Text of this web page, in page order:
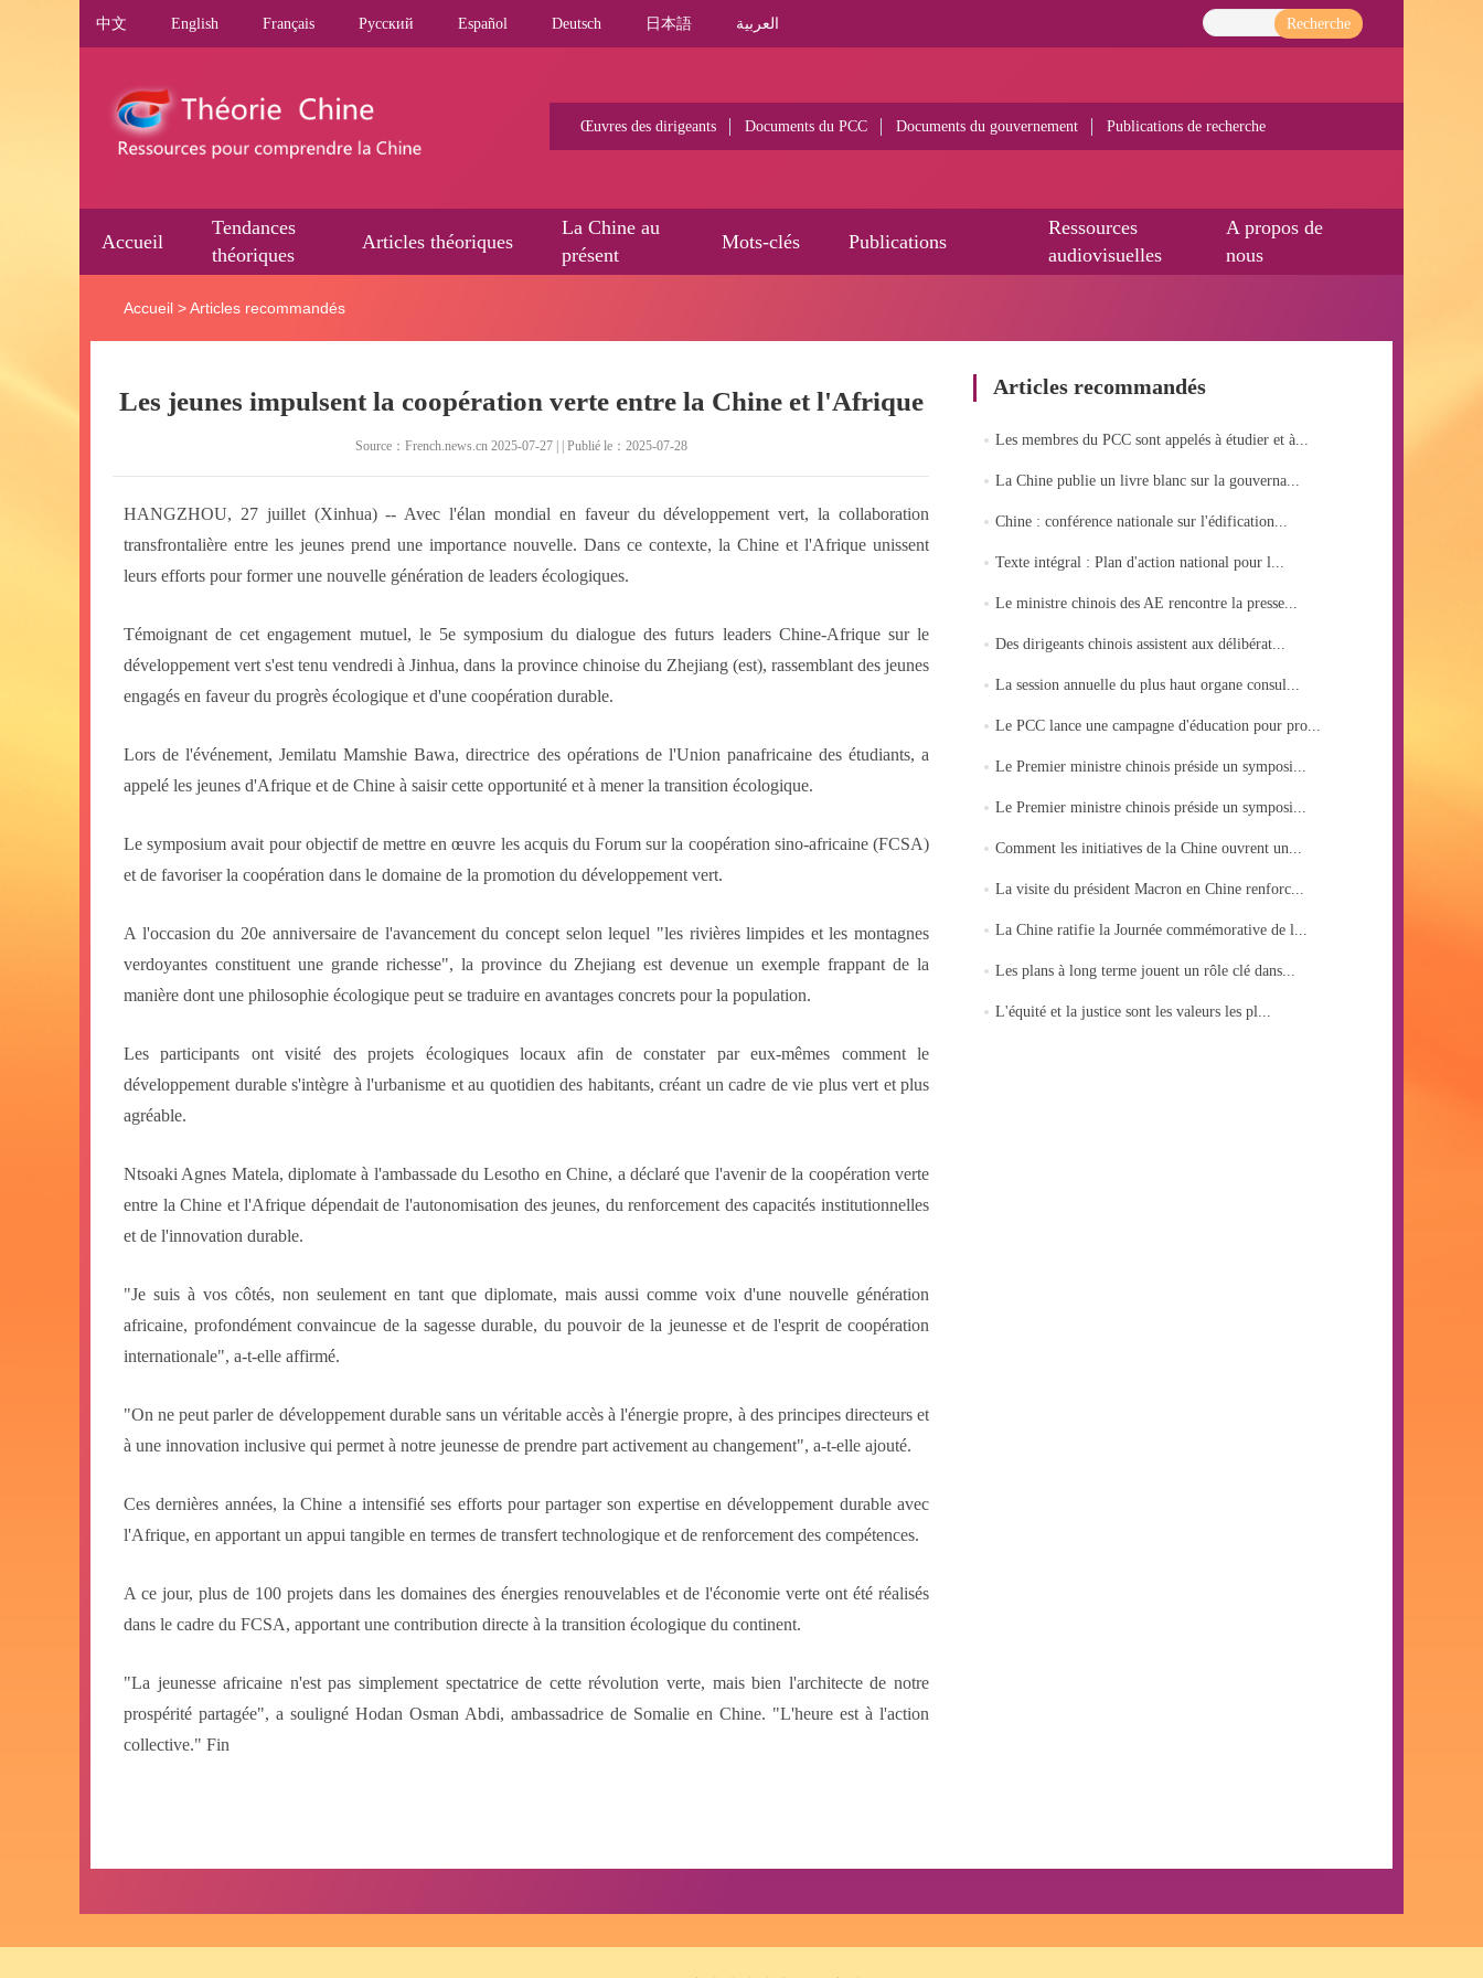
中文 English Français Pусский Español Deutsch 日本語 العربية Recherche
Œuvres des dirigeants Documents du PCC Documents du gouvernement Publications de recherche
Accueil
Tendances
théoriques
Articles théoriques
La Chine au
présent
Mots-clés Publications
Ressources
audiovisuelles
A propos de
nous
Accueil >Articles recommandés
Les jeunes impulsent la coopération verte entre la Chine et l'Afrique
Source：French.news.cn 2025-07-27 | | Publié le：2025-07-28
HANGZHOU, 27 juillet (Xinhua) -- Avec l'élan mondial en faveur du développement vert, la collaboration
transfrontalière entre les jeunes prend une importance nouvelle. Dans ce contexte, la Chine et l'Afrique unissent
leurs efforts pour former une nouvelle génération de leaders écologiques.
Témoignant de cet engagement mutuel, le 5e symposium du dialogue des futurs leaders Chine-Afrique sur le
développement vert s'est tenu vendredi à Jinhua, dans la province chinoise du Zhejiang (est), rassemblant des jeunes
engagés en faveur du progrès écologique et d'une coopération durable.
Lors de l'événement, Jemilatu Mamshie Bawa, directrice des opérations de l'Union panafricaine des étudiants, a
appelé les jeunes d'Afrique et de Chine à saisir cette opportunité et à mener la transition écologique.
Le symposium avait pour objectif de mettre en œuvre les acquis du Forum sur la coopération sino-africaine (FCSA)
et de favoriser la coopération dans le domaine de la promotion du développement vert.
A l'occasion du 20e anniversaire de l'avancement du concept selon lequel "les rivières limpides et les montagnes
verdoyantes constituent une grande richesse", la province du Zhejiang est devenue un exemple frappant de la
manière dont une philosophie écologique peut se traduire en avantages concrets pour la population.
Les participants ont visité des projets écologiques locaux afin de constater par eux-mêmes comment le
développement durable s'intègre à l'urbanisme et au quotidien des habitants, créant un cadre de vie plus vert et plus
agréable.
Ntsoaki Agnes Matela, diplomate à l'ambassade du Lesotho en Chine, a déclaré que l'avenir de la coopération verte
entre la Chine et l'Afrique dépendait de l'autonomisation des jeunes, du renforcement des capacités institutionnelles
et de l'innovation durable.
"Je suis à vos côtés, non seulement en tant que diplomate, mais aussi comme voix d'une nouvelle génération
africaine, profondément convaincue de la sagesse durable, du pouvoir de la jeunesse et de l'esprit de coopération
internationale", a-t-elle affirmé.
"On ne peut parler de développement durable sans un véritable accès à l'énergie propre, à des principes directeurs et
à une innovation inclusive qui permet à notre jeunesse de prendre part activement au changement", a-t-elle ajouté.
Ces dernières années, la Chine a intensifié ses efforts pour partager son expertise en développement durable avec
l'Afrique, en apportant un appui tangible en termes de transfert technologique et de renforcement des compétences.
A ce jour, plus de 100 projets dans les domaines des énergies renouvelables et de l'économie verte ont été réalisés
dans le cadre du FCSA, apportant une contribution directe à la transition écologique du continent.
"La jeunesse africaine n'est pas simplement spectatrice de cette révolution verte, mais bien l'architecte de notre
prospérité partagée", a souligné Hodan Osman Abdi, ambassadrice de Somalie en Chine. "L'heure est à l'action
collective." Fin
Articles recommandés
Les membres du PCC sont appelés à étudier et à...
La Chine publie un livre blanc sur la gouverna...
Chine : conférence nationale sur l'édification...
Texte intégral : Plan d'action national pour l...
Le ministre chinois des AE rencontre la presse...
Des dirigeants chinois assistent aux délibérat...
La session annuelle du plus haut organe consul...
Le PCC lance une campagne d'éducation pour pro...
Le Premier ministre chinois préside un symposi...
Le Premier ministre chinois préside un symposi...
Comment les initiatives de la Chine ouvrent un...
La visite du président Macron en Chine renforc...
La Chine ratifie la Journée commémorative de l...
Les plans à long terme jouent un rôle clé dans...
L'équité et la justice sont les valeurs les pl...